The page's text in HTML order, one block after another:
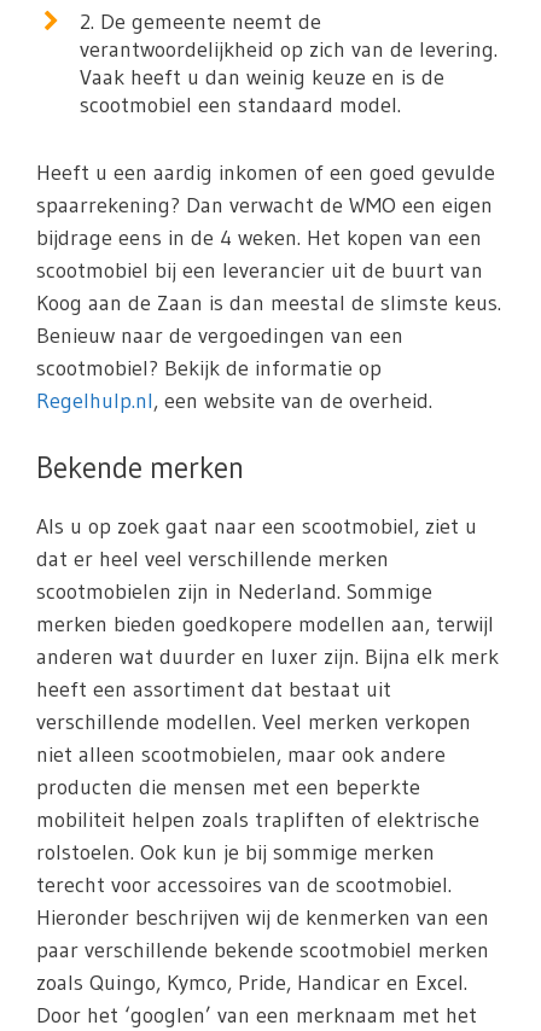
2. De gemeente neemt de
verantwoordelijkheid op zich van de levering.
Vaak heeft u dan weinig keuze en is de
scootmobiel een standaard model.
Heeft u een aardig inkomen of een goed gevulde
spaarrekening? Dan verwacht de WMO een eigen
bijdrage eens in de 4 weken. Het kopen van een
scootmobiel bij een leverancier uit de buurt van
Koog aan de Zaan is dan meestal de slimste keus.
Benieuw naar de vergoedingen van een
scootmobiel? Bekijk de informatie op
Regelhulp.nl, een website van de overheid.
Bekende merken
Als u op zoek gaat naar een scootmobiel, ziet u
dat er heel veel verschillende merken
scootmobielen zijn in Nederland. Sommige
merken bieden goedkopere modellen aan, terwijl
anderen wat duurder en luxer zijn. Bijna elk merk
heeft een assortiment dat bestaat uit
verschillende modellen. Veel merken verkopen
niet alleen scootmobielen, maar ook andere
producten die mensen met een beperkte
mobiliteit helpen zoals trapliften of elektrische
rolstoelen. Ook kun je bij sommige merken
terecht voor accessoires van de scootmobiel.
Hieronder beschrijven wij de kenmerken van een
paar verschillende bekende scootmobiel merken
zoals Quingo, Kymco, Pride, Handicar en Excel.
Door het ‘googlen’ van een merknaam met het